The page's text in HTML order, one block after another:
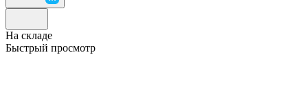
На складе
Быстрый просмотр